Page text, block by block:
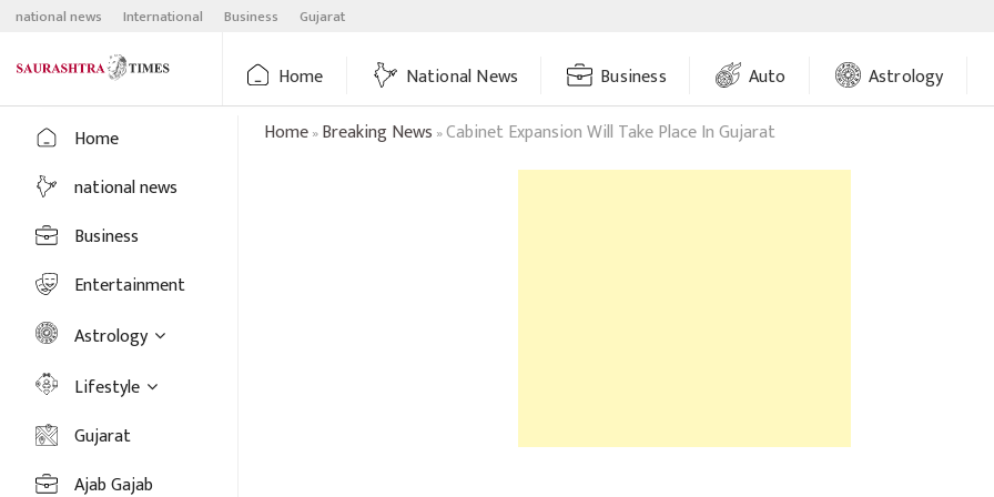
Skip
content
national news International Business Gujarat
Home National News Business Auto Astrology
Home
national news
Business
Entertainment
Astrology
Lifestyle
Gujarat
Ajab Gajab
Home»Breaking News »Cabinet Expansion Will Take Place In Gujarat